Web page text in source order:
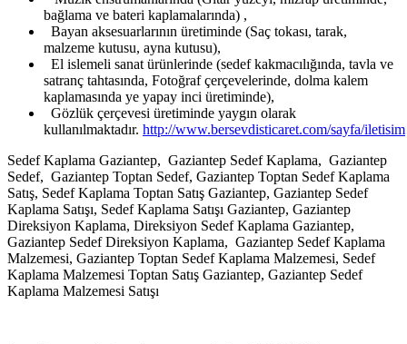
bağlama ve bateri kaplamalarında) ,
Bayan aksesuarlarının üretiminde (Saç tokası, tarak,
malzeme kutusu, ayna kutusu),
El islemeli sanat ürünlerinde (sedef kakmacılığında, tavla ve
satranç tahtasında, Fotoğraf çerçevelerinde, dolma kalem
kaplamasında ye yapay inci üretiminde),
Gözlük çerçevesi üretiminde yaygın olarak
kullanılmaktadır. http://www.bersevdisticaret.com/sayfa/iletisim
Sedef Kaplama Gaziantep, Gaziantep Sedef Kaplama, Gaziantep
Sedef, Gaziantep Toptan Sedef, Gaziantep Toptan Sedef Kaplama
Satış, Sedef Kaplama Toptan Satış Gaziantep, Gaziantep Sedef
Kaplama Satışı, Sedef Kaplama Satışı Gaziantep, Gaziantep
Direksiyon Kaplama, Direksiyon Sedef Kaplama Gaziantep,
Gaziantep Sedef Direksiyon Kaplama, Gaziantep Sedef Kaplama
Malzemesi, Gaziantep Toptan Sedef Kaplama Malzemesi, Sedef
Kaplama Malzemesi Toptan Satış Gaziantep, Gaziantep Sedef
Kaplama Malzemesi Satışı